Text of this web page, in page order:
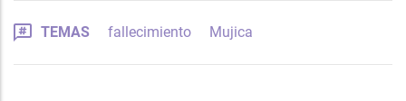
TEMAS fallecimiento Mujica